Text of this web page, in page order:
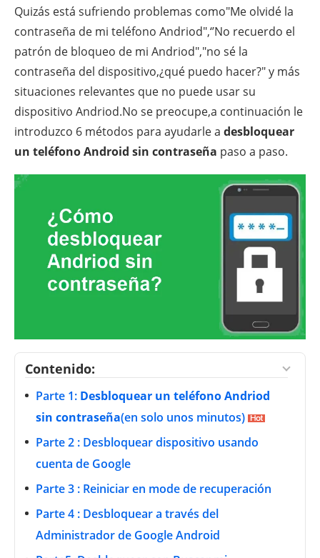
Quizás está sufriendo problemas como"Me olvidé la
contraseña de mi teléfono Andriod",‘’No recuerdo el
patrón de bloqueo de mi Andriod","no sé la
contraseña del dispositivo,¿qué puedo hacer?" y más
situaciones relevantes que no puede usar su
dispositivo Andriod.No se preocupe,a continuación le
introduzco 6 métodos para ayudarle a desbloquear
un teléfono Android sin contraseña paso a paso.
Contenido:
Parte 1: Desbloquear un teléfono Andriod
sin contraseña(en solo unos minutos)
Parte 2 : Desbloquear dispositivo usando
cuenta de Google
Parte 3 : Reiniciar en mode de recuperación
Parte 4 : Desbloquear a través del
Administrador de Google Android